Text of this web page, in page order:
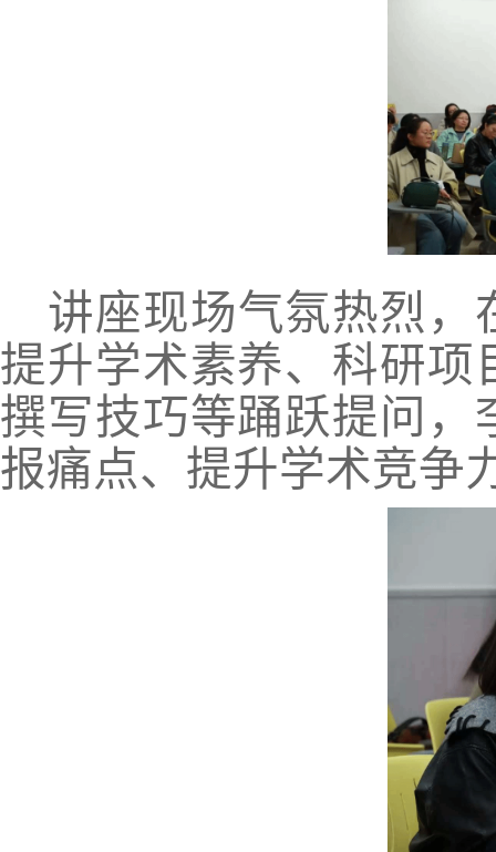
讲座现场气氛热烈，
提升学术素养、科研
撰写技巧等踊跃提问，
报痛点、提升学术竞争